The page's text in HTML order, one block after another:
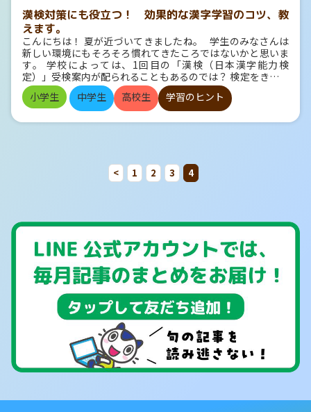
日さぼって、あと5日になれば、1日12ページになるので、ど
んどん大変になります。 だから、さあ、今日から取り掛かり
ましょう！ おわりに 夏休みの宿題が終わっていないせい
で、 新学期早々、親や先生に怒られる…なんていやですよ
ね？ 大丈夫！ 今からでもやればできます！ あと数日で宿題
を完成させて、気持ちよく新学期を迎えましょう！
た、違った角度から英語を学ぶ学習参考書もあります。 た
とえば『毎日ちょっと 365日ドリル』は、明光義塾で使われ
ている英単語学習法を採用！ 同じ10単語を7日間繰り返し学
ぶことで、毎日出会う友達の名前を覚えるように、 自然に英
単語を身につけることができます。 毎日ちょっと365日ドリ
ル ▶シリーズページはこちら ▶ご購入はこちら ご紹介し
た以外にも、色々なテイスト・切り口で英語を学べる学習参
考書はたくさんあります！ 書店に行く機会に、お子さまと一
緒に選んでみてもいいかもしれません。 おわりに どの学
習方法でも、一番大切なのは、英語を楽しむ気持ちです。
漢検対策にも役立つ！ 効果的な漢字学習のコツ、教
えます。
こんにちは！ 夏が近づいてきましたね。 学生のみなさんは
新しい環境にもそろそろ慣れてきたころではないかと思いま
す。 学校によっては、1回目の「漢検（日本漢字能力検
定）」受検案内が配られることもあるのでは？ 検定をきっか
けに漢字に興味をもつ人もいれば、または、覚える漢字が多
くて、 どうやって勉強すればいいの～？と思う人もいるので
はないでしょうか。 そこで今回は！ 漢字学習のエキスパー
ト、文理の国語担当の編集者に「漢検対策にも役立つ、効果
う！ 初級者編 ２．歯ごたえあるね！ 中級者編 ３．これが
できればもう漢検1級！？ 上級者編 ４．漢字学習におスス
「ころもへん」。 これのもともとの意味までさかのぼります
と…「しめすへん」は、神様に関係すること（示）、「ころ
もへん」は衣服に関係すること（衣）なんですね。 「社」
「祝」「祈」は「しめすへん」、「裸」「袖」「襟」は「こ
ろもへん」と意味から判断することができます！ 「あれ？
しめすへんは点がいるほうだっけ、いらないほうだっ
け…？」と悩むときは、もとの漢字を考えてみるとわかりや
すいですね！ 「しめすへん」ですが、神社や街中で、特に筆
で書かれた文字や石碑に彫られた文字に注目して探してみる
と「祭祀」「お祓い」などもとの「示」の形になっているこ
とがあります。 ② 「間違えやすいもの」から覚える。 「み
んなが間違えやすいもの＝テストに出やすい」！これってテ
ストあるあるですね（笑）特に部首や筆順は、間違えやすい
小学生 中学生 高校生 学習のヒント
< 1 2 3 4